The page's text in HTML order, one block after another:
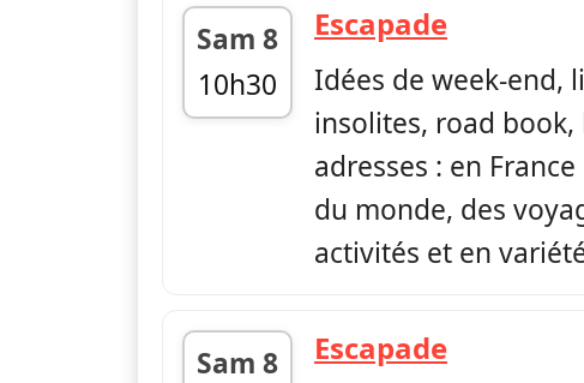
Sam 8
10h30
fin 10h54
Escapade—
Idées de week-end,
insolites, road book,
adresses : en
du monde, des
activités et en
Sam 8
Escapade—